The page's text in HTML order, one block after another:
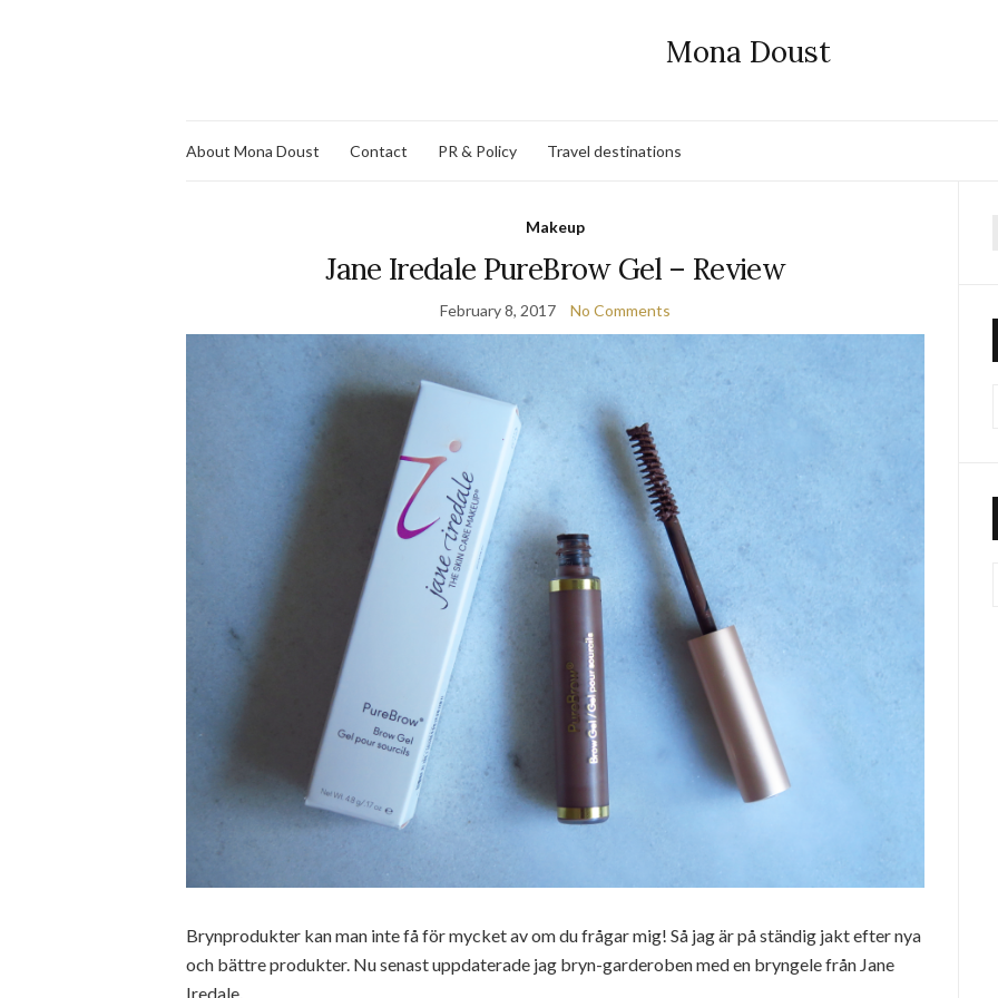
Mona Doust
About Mona Doust Contact PR & Policy Travel destinations
Makeup
Jane Iredale PureBrow Gel – Review
February 8, 2017 No Comments
Brynprodukter kan man inte få för mycket av om du frågar mig! Så jag är på ständig jakt efter nya
och bättre produkter. Nu senast uppdaterade jag bryn-garderoben med en bryngele från Jane
Iredale.